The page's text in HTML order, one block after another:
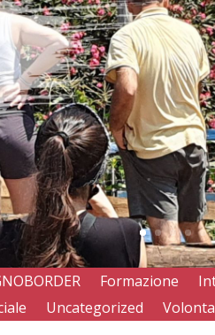
Formazione
Uncategorized